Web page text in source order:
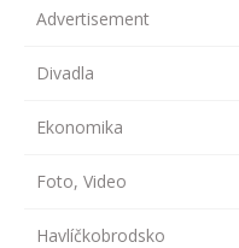
Advertisement
Divadla
Ekonomika
Foto, Video
Havlíčkobrodsko